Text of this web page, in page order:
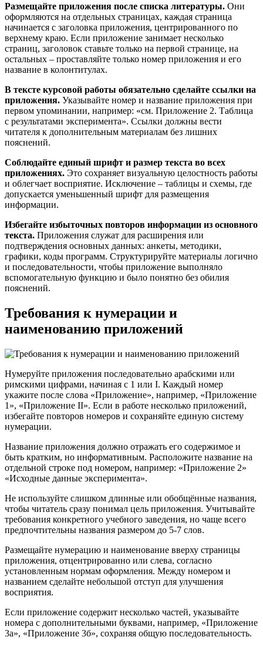
Размещайте приложения после списка литературы. Они
оформляются на отдельных страницах, каждая страница
начинается с заголовка приложения, центрированного по
верхнему краю. Если приложение занимает несколько
страниц, заголовок ставьте только на первой странице, на
остальных – проставляйте только номер приложения и его
название в колонтитулах.
В тексте курсовой работы обязательно сделайте ссылки на
приложения. Указывайте номер и название приложения при
первом упоминании, например: «см. Приложение 2. Таблица
с результатами эксперимента». Ссылки должны вести
читателя к дополнительным материалам без лишних
пояснений.
Соблюдайте единый шрифт и размер текста во всех
приложениях. Это сохраняет визуальную целостность работы
и облегчает восприятие. Исключение – таблицы и схемы, где
допускается уменьшенный шрифт для размещения
информации.
Избегайте избыточных повторов информации из основного
текста. Приложения служат для расширения или
подтверждения основных данных: анкеты, методики,
графики, коды программ. Структурируйте материалы логично
и последовательности, чтобы приложение выполняло
вспомогательную функцию и было понятно без обилия
пояснений.
Требования к нумерации и
наименованию приложений
Нумеруйте приложения последовательно арабскими или
римскими цифрами, начиная с 1 или I. Каждый номер
укажите после слова «Приложение», например, «Приложение
1», «Приложение II». Если в работе несколько приложений,
избегайте повторов номеров и сохраняйте единую систему
нумерации.
Название приложения должно отражать его содержимое и
быть кратким, но информативным. Расположите название на
отдельной строке под номером, например: «Приложение 2»
«Исходные данные эксперимента».
Не используйте слишком длинные или обобщённые названия,
чтобы читатель сразу понимал цель приложения. Учитывайте
требования конкретного учебного заведения, но чаще всего
предпочтительны названия размером до 5-7 слов.
Размещайте нумерацию и наименование вверху страницы
приложения, отцентрированно или слева, согласно
установленным нормам оформления. Между номером и
названием сделайте небольшой отступ для улучшения
восприятия.
Если приложение содержит несколько частей, указывайте
номера с дополнительными буквами, например, «Приложение
3а», «Приложение 3б», сохраняя общую последовательность.